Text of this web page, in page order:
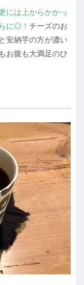
には上からかかっ
に◎！ チーズのお
安納芋の方が濃い
お腹も大満足のひ